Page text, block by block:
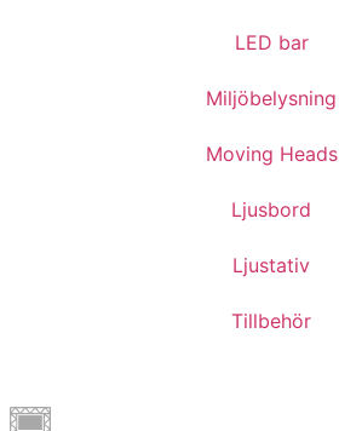
LED bar
Miljöbelysning
Moving Heads
Ljusbord
Ljustativ
Tillbehör